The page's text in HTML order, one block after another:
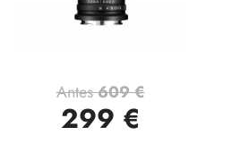
Antes609 €
299 €